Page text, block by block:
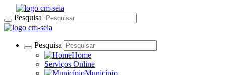
Pesquisa
Pesquisa
Home
Serviços Online
Município